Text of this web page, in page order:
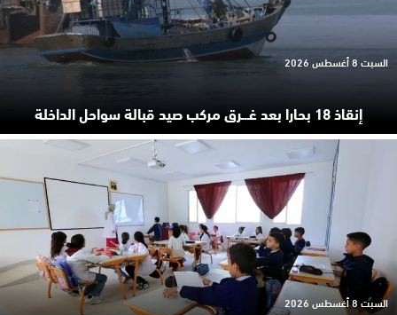
إنقاذ 18 بحارا بعد غـ.ـرق مركب صيد قبالة سواحل الداخلة
السبت 8 أغسطس 2026
السبت 8 أغسطس 2026